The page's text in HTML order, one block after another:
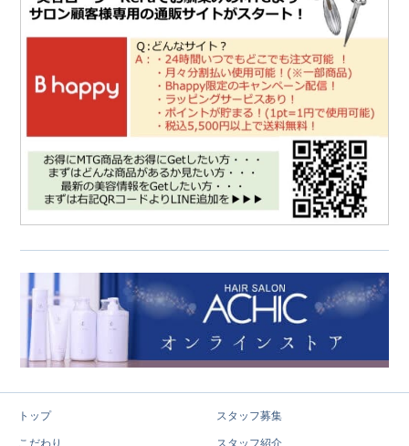
トップ
こだわり
スタッフ募集
スタッフ紹介